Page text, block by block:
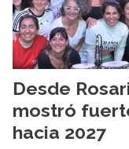
Desde
mostró
hacia 2027